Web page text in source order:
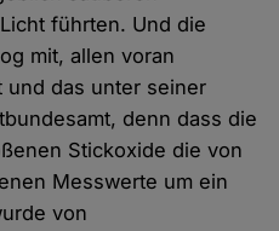
führten. Und die
mit, allen voran
und das unter seiner
denn dass die
Stickoxide die von
Messwerte um ein
von